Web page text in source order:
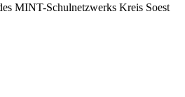
MINT-Schulnetzwerks Kreis Soest